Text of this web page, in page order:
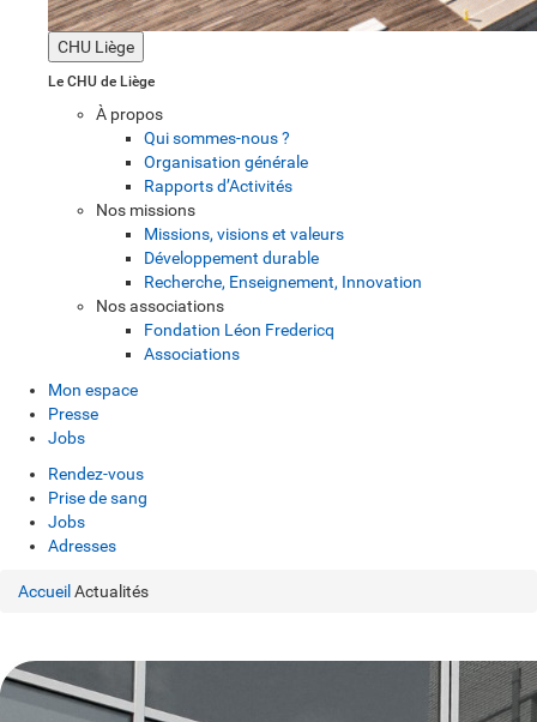
CHU Liège
Le CHU de Liège
À propos
Qui sommes-nous ?
Organisation générale
Rapports d’Activités
Nos missions
Missions, visions et valeurs
Développement durable
Recherche, Enseignement, Innovation
Nos associations
Fondation Léon Fredericq
Associations
Mon espace
Presse
Jobs
Rendez-vous
Prise de sang
Jobs
Adresses
Accueil Actualités